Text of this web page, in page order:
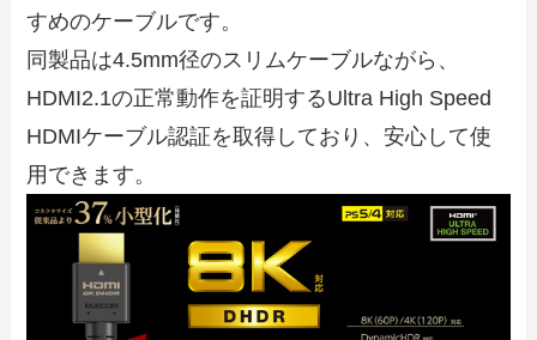
すめのケーブルです。
同製品は4.5mm径のスリムケーブルながら、
HDMI2.1の正常動作を証明するUltra High Speed
HDMIケーブル認証を取得しており、安心して使
用できます。